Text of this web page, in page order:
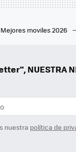
Mejores moviles 2026
NUESTRA
nuestra política de